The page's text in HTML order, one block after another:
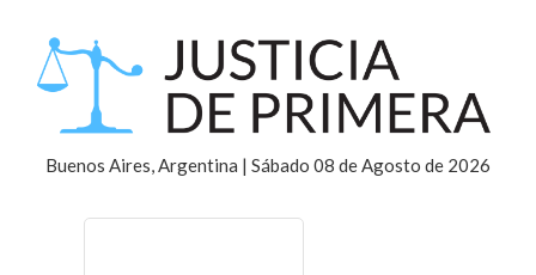
Buenos Aires, Argentina | Sábado 08 de Agosto de 2026